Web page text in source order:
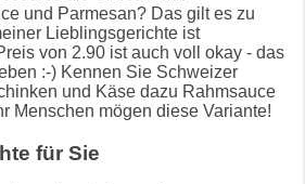
und Parmesan? Das gilt es zu
Lieblingsgerichte ist
von 2.90 ist auch voll okay - das
:-) Kennen Sie Schweizer
und Käse dazu Rahmsauce
Menschen mögen diese Variante!
für Sie